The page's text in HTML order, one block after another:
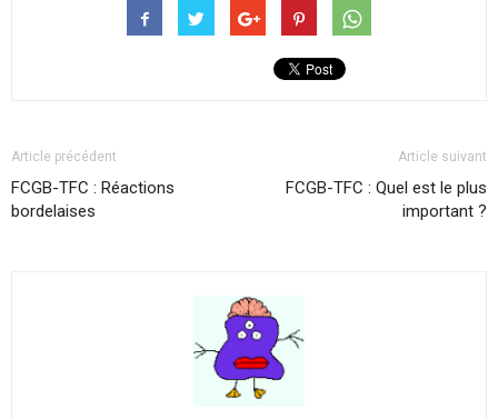
Article précédent
FCGB-TFC : Réactions
bordelaises
Article suivant
FCGB-TFC : Quel est le plus
important ?